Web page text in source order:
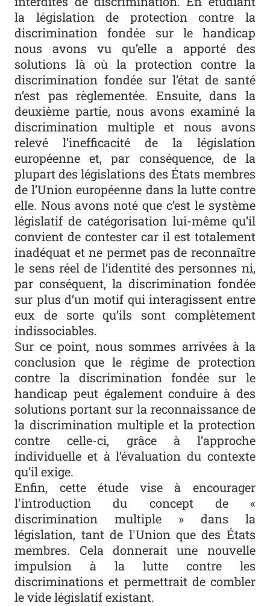
la législation de protection contre la
discrimination fondée sur le handicap
nous avons vu qu’elle a apporté des
solutions là où la protection contre la
discrimination fondée sur l’état de santé
n’est pas règlementée. Ensuite, dans la
deuxième partie, nous avons examiné la
discrimination multiple et nous avons
relevé l’inefficacité de la législation
européenne et, par conséquence, de la
plupart des législations des États membres
de l’Union européenne dans la lutte contre
elle. Nous avons noté que c’est le système
législatif de catégorisation lui-même qu’il
convient de contester car il est totalement
inadéquat et ne permet pas de reconnaître
le sens réel de l’identité des personnes ni,
par conséquent, la discrimination fondée
sur plus d’un motif qui interagissent entre
eux de sorte qu’ils sont complètement
indissociables.
Sur ce point, nous sommes arrivées à la
conclusion que le régime de protection
contre la discrimination fondée sur le
handicap peut également conduire à des
solutions portant sur la reconnaissance de
la discrimination multiple et la protection
contre celle-ci, grâce à l’approche
individuelle et à l’évaluation du contexte
qu’il exige.
Enfin, cette étude vise à encourager
l'introduction du concept de «
discrimination multiple » dans la
législation, tant de l'Union que des États
membres. Cela donnerait une nouvelle
impulsion à la lutte contre les
discriminations et permettrait de combler
le vide législatif existant.